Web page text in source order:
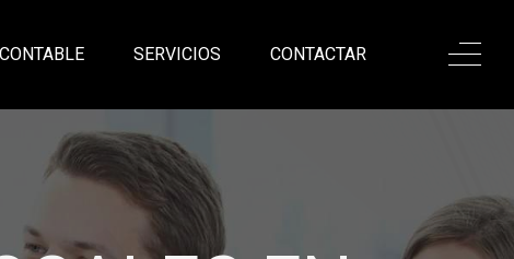
SERVICIOS CONTACTAR